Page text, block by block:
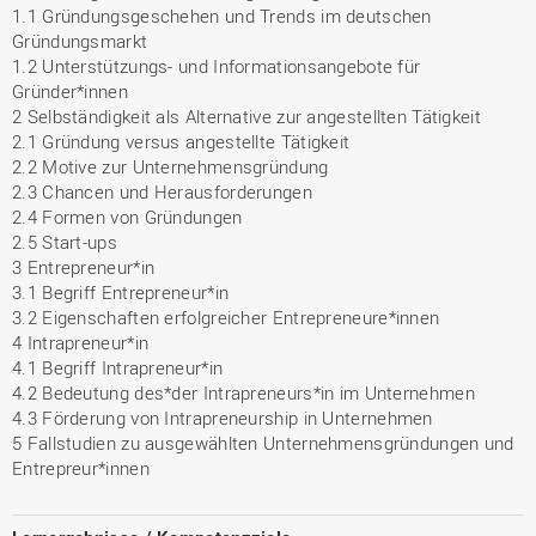
1.1 Gründungsgeschehen und Trends im deutschen
Gründungsmarkt
1.2 Unterstützungs- und Informationsangebote für
Gründer*innen
2 Selbständigkeit als Alternative zur angestellten Tätigkeit
2.1 Gründung versus angestellte Tätigkeit
2.2 Motive zur Unternehmensgründung
2.3 Chancen und Herausforderungen
2.4 Formen von Gründungen
2.5 Start-ups
3 Entrepreneur*in
3.1 Begriff Entrepreneur*in
3.2 Eigenschaften erfolgreicher Entrepreneure*innen
4 Intrapreneur*in
4.1 Begriff Intrapreneur*in
4.2 Bedeutung des*der Intrapreneurs*in im Unternehmen
4.3 Förderung von Intrapreneurship in Unternehmen
5 Fallstudien zu ausgewählten Unternehmensgründungen und
Entrepreur*innen